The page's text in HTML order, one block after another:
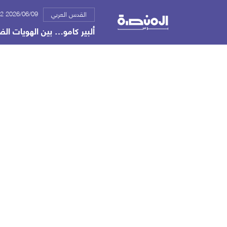
القدس العربي 2026/06/09 11:12 م
ألبير كامو… بين الهويات